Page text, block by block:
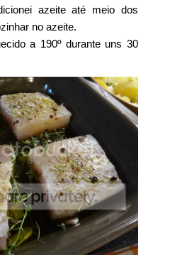
azeite até meio dos
no azeite.
a 190º durante uns 30